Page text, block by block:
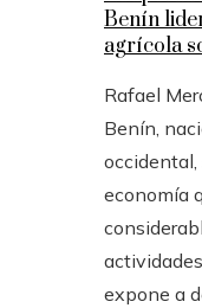
Benín
agrícola
Rafael
Benín,
economía
expone a